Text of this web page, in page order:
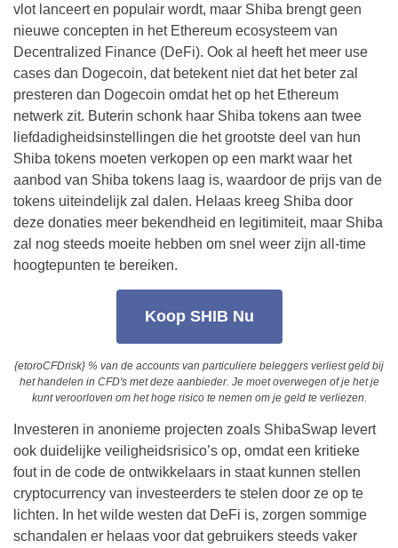
vlot lanceert en populair wordt, maar Shiba brengt geen
nieuwe concepten in het Ethereum ecosysteem van
Decentralized Finance (DeFi). Ook al heeft het meer use
cases dan Dogecoin, dat betekent niet dat het beter zal
presteren dan Dogecoin omdat het op het Ethereum
netwerk zit. Buterin schonk haar Shiba tokens aan twee
liefdadigheidsinstellingen die het grootste deel van hun
Shiba tokens moeten verkopen op een markt waar het
aanbod van Shiba tokens laag is, waardoor de prijs van de
tokens uiteindelijk zal dalen. Helaas kreeg Shiba door
deze donaties meer bekendheid en legitimiteit, maar Shiba
zal nog steeds moeite hebben om snel weer zijn all-time
hoogtepunten te bereiken.
Koop SHIB Nu
{etoroCFDrisk} % van de accounts van particuliere beleggers verliest geld bij
het handelen in CFD's met deze aanbieder. Je moet overwegen of je het je
kunt veroorloven om het hoge risico te nemen om je geld te verliezen.
Investeren in anonieme projecten zoals ShibaSwap levert
ook duidelijke veiligheidsrisico’s op, omdat een kritieke
fout in de code de ontwikkelaars in staat kunnen stellen
cryptocurrency van investeerders te stelen door ze op te
lichten. In het wilde westen dat DeFi is, zorgen sommige
schandalen er helaas voor dat gebruikers steeds vaker